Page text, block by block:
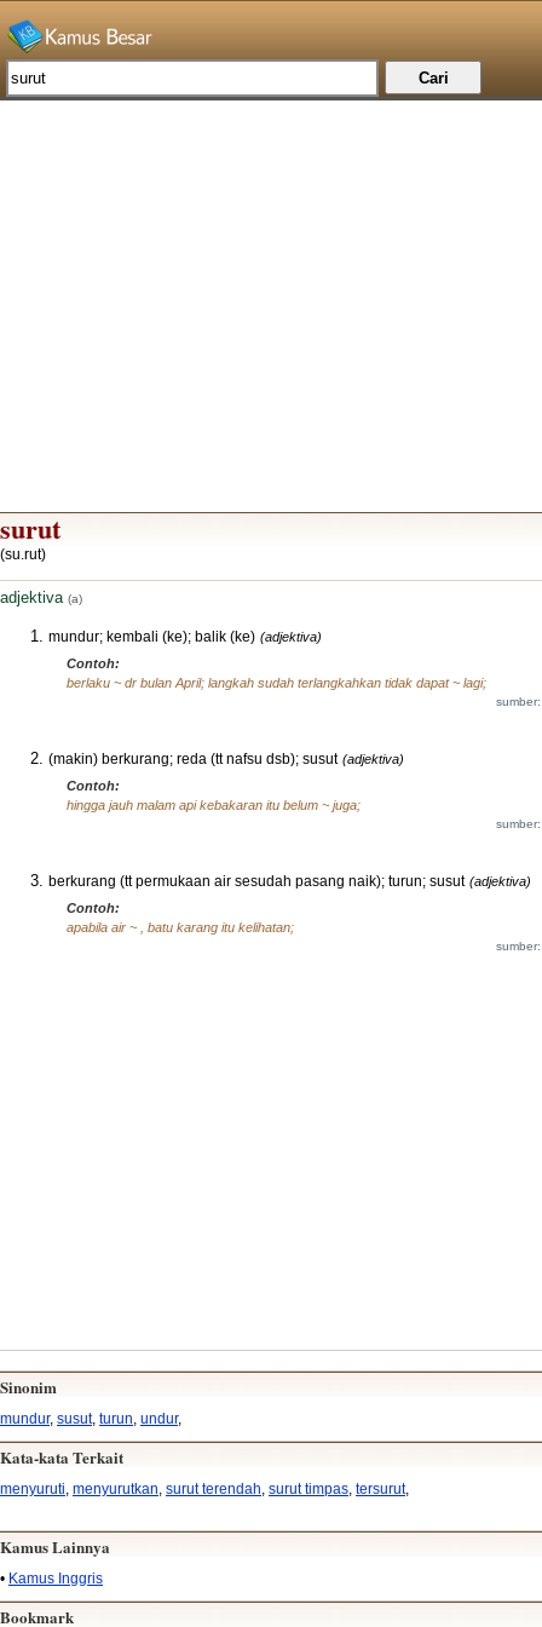
surut
(su.rut)
adjektiva (a)
mundur; kembali (ke); balik (ke) (adjektiva)
Contoh:
berlaku ~ dr bulan April; langkah sudah terlangkahkan tidak dapat ~ lagi;
(makin) berkurang; reda (tt nafsu dsb); susut (adjektiva)
Contoh:
hingga jauh malam api kebakaran itu belum ~ juga;
berkurang (tt permukaan air sesudah pasang naik); turun; susut (adjektiva)
Contoh:
apabila air ~ , batu karang itu kelihatan;
Sinonim
mundur, susut, turun undur,
Kata-kata Terkait
menyuruti, menyurutkan, surut terendah, surut timpas, tersurut,
Kamus Lainnya
• Kamus Inggris
Bookmark